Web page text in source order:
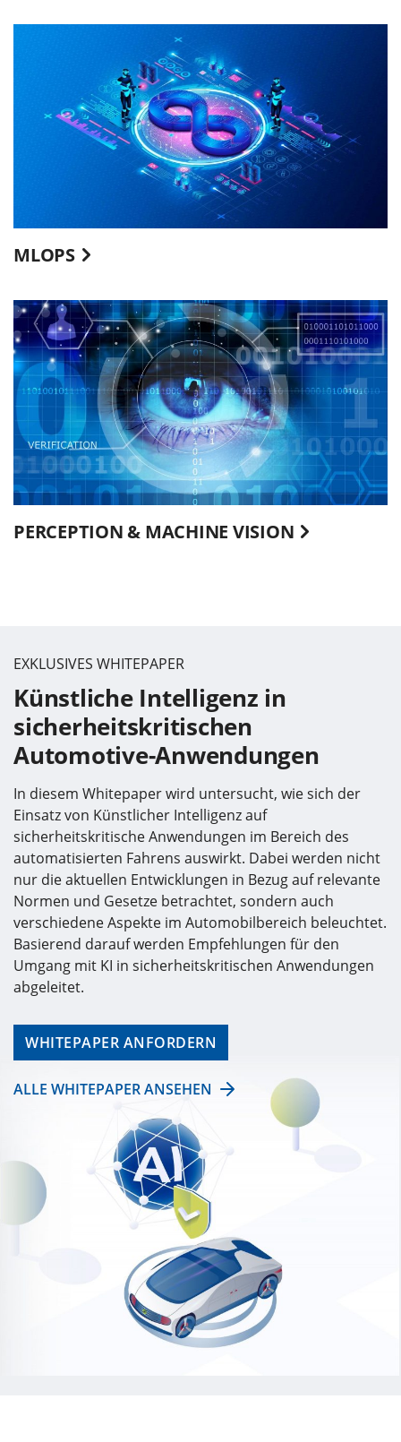
MLOPS
PERCEPTION & MACHINE VISION
EXKLUSIVES WHITEPAPER
Künstliche Intelligenz in
sicherheitskritischen
Automotive-Anwendungen
In diesem Whitepaper wird untersucht, wie sich der
Einsatz von Künstlicher Intelligenz auf
sicherheitskritische Anwendungen im Bereich des
automatisierten Fahrens auswirkt. Dabei werden nicht
nur die aktuellen Entwicklungen in Bezug auf relevante
Normen und Gesetze betrachtet, sondern auch
verschiedene Aspekte im Automobilbereich beleuchtet.
Basierend darauf werden Empfehlungen für den
Umgang mit KI in sicherheitskritischen Anwendungen
abgeleitet.
WHITEPAPER ANFORDERN
ALLE WHITEPAPER ANSEHEN